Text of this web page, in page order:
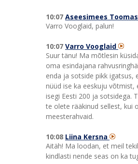
10:07 Aseesimees
Varro Vooglaid, palun!
10:07 Varro Vooglaid
Suur tänu! Ma mõtlesin
oma esindajana
enda ja sotside pikk igatsus,
nüüd ise ka eeskuju
isegi Eesti 200 ja sotsidega.
te olete rääkinud sellest, kui
meesterahvaid.
10:08 Liina Kersna
Aitäh! Ma loodan, et meil
kindlasti nende seas on ka